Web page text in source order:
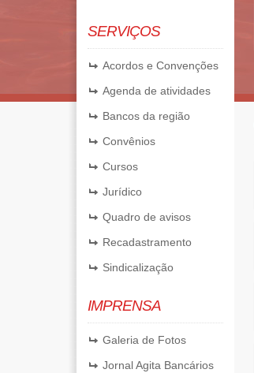
SERVIÇOS
Acordos e Convenções
Agenda de atividades
Bancos da região
Convênios
Cursos
Jurídico
Quadro de avisos
Recadastramento
Sindicalização
IMPRENSA
Galeria de Fotos
Jornal Agita Bancários